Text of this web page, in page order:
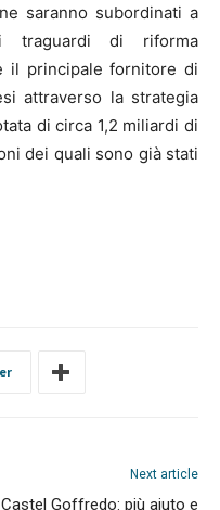
saranno subordinati a
traguardi di riforma
il principale fornitore di
attraverso la strategia
di circa 1,2 miliardi di
dei quali sono già stati
Next article
Castel Goffredo: più aiuto e